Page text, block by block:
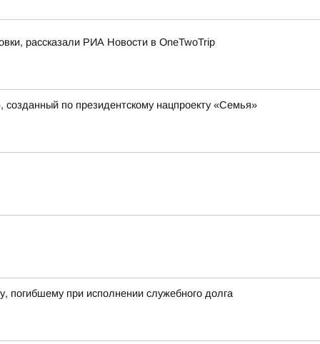
рассказали РИА Новости в OneTwoTrip
созданный по президентскому нацпроекту «Семья»
погибшему при исполнении служебного долга